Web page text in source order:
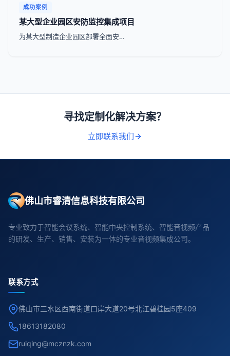
成功案例
某大型企业园区安防监控集成项目
为某大型制造企业园区部署全面安…
寻找定制化解决方案？
立即联系我们
佛山市睿清信息科技有限公司
专业致力于智能会议系统、智能中央控制系统、智能音视频产品
的研发、生产、销售、安装为一体的专业音视频集成公司。
联系方式
佛山市三水区西南街道口岸大道20号北江碧桂园5座409
18613182080
ruiqing@mcznzk.com